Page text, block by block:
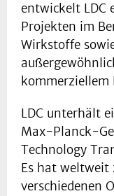
entwickelt LDC
Projekten im
Wirkstoffe
kommerziellem
LDC unterhält
Max-Planck-
Technology
Es hat weltweit
verschiedenen